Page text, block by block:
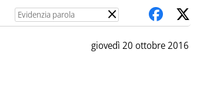
×
giovedì 20 ottobre 2016